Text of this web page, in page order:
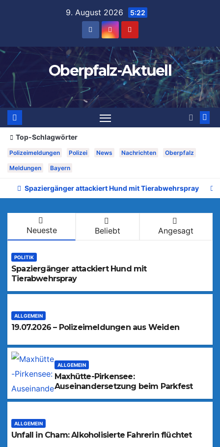
9. August 2026 5:22
Oberpfalz-Aktuell
Top-Schlagwörter
Polizeimeldungen Polizei News Nachrichten Oberpfalz
Meldungen Bayern
Spaziergänger attackiert Hund mit Tierabwehrspray
Neueste Beliebt Angesagt
POLITIK
Spaziergänger attackiert Hund mit
Tierabwehrspray
ALLGEMEIN
19.07.2026 – Polizeimeldungen aus Weiden
ALLGEMEIN
Maxhütte-Pirkensee:
Auseinandersetzung beim Parkfest
ALLGEMEIN
Unfall in Cham: Alkoholisierte Fahrerin flüchtet